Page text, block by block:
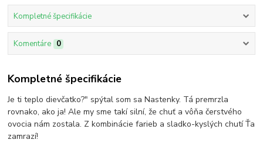
Kompletné špecifikácie
Komentáre 0
Kompletné špecifikácie
Je ti teplo dievčatko?" spýtal som sa Nastenky. Tá premrzla
rovnako, ako ja! Ale my sme takí silní, že chuť a vôňa čerstvého
ovocia nám zostala. Z kombinácie farieb a sladko-kyslých chutí Ťa
zamrazí!